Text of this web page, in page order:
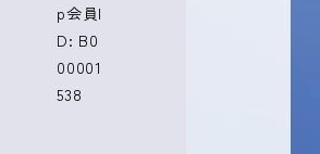
p会員I
D: B0
00001
538